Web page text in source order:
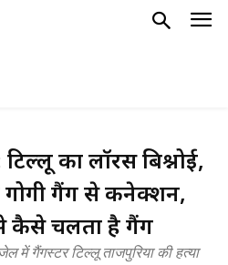
का लॉरेंस बिश्नोई,
गोगी गैंग से कनेक्शन,
कैसे चलता है गैंग
में गैंगस्टर टिल्लू ताजपुरिया की हत्या